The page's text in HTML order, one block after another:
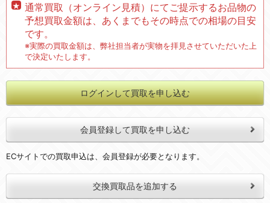
通常買取（オンライン見積）にてご提示するお品物の
予想買取金額は、あくまでもその時点での相場の目安
です。
※実際の買取金額は、弊社担当者が実物を拝見させていただいた上
で決定いたします。
ログインして買取を申し込む
会員登録して買取を申し込む
ECサイトでの買取申込は、会員登録が必要となります。
交換買取品を追加する